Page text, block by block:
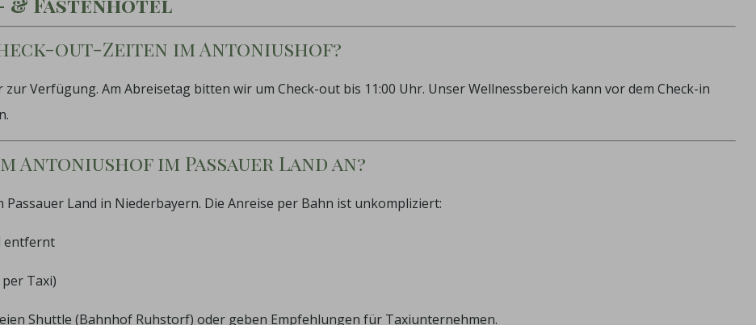
out-Zeiten im Antoniushof?
Verfügung. Am Abreisetag bitten wir um Check-out bis 11:00 Uhr. Unser Wellnessbereich kann vor dem Check-in
Antoniushof im Passauer Land an?
Land in Niederbayern. Die Anreise per Bahn ist unkompliziert:
entfernt
Taxi)
Shuttle (Bahnhof Ruhstorf) oder geben Empfehlungen für Taxiunternehmen.